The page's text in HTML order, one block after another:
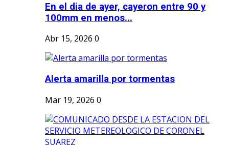
En el dia de ayer, cayeron entre 90 y
100mm en menos...
Abr 15, 2026 0
Alerta amarilla por tormentas
Mar 19, 2026 0